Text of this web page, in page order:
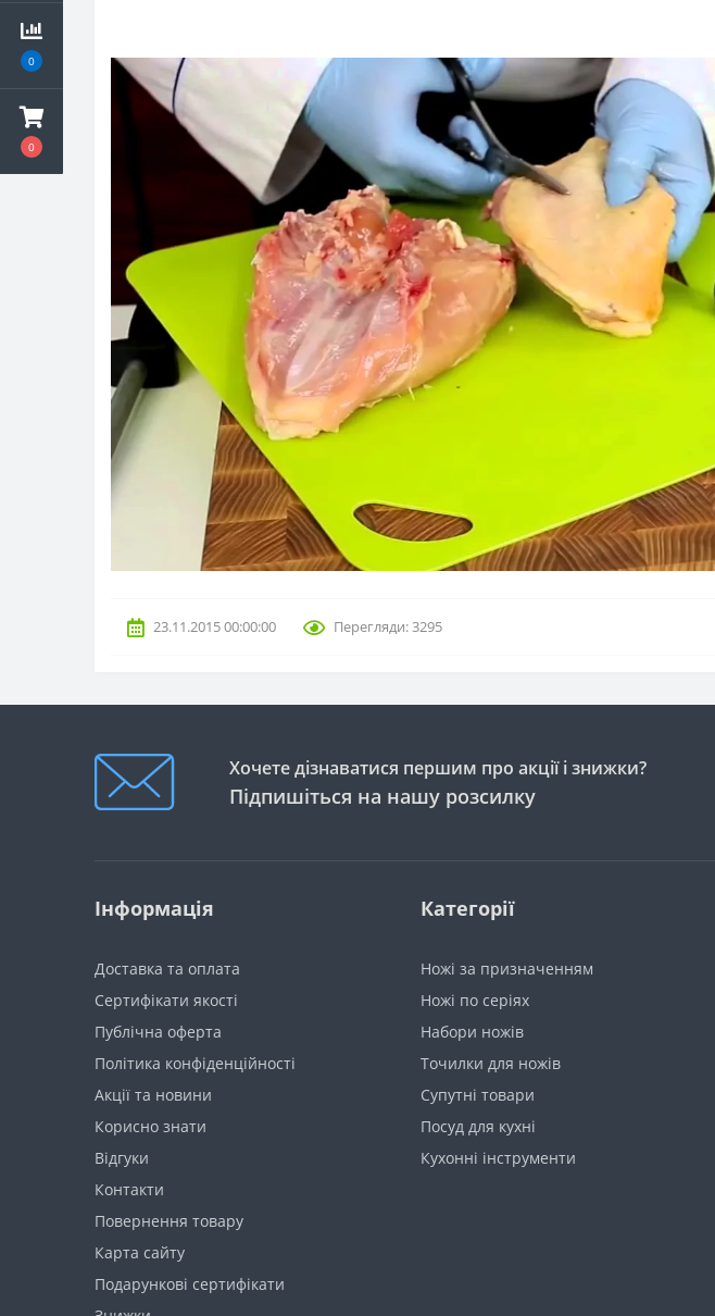
0
0
23.11.2015 00:00:00 Перегляди: 3295
Хочете дізнаватися першим про акції і знижки?
Підпишіться на нашу розсилку
Інформація
Доставка та оплата
Сертифікати якості
Публічна оферта
Політика конфіденційності
Акції та новини
Корисно знати
Вiдгуки
Контакти
Повернення товару
Карта сайту
Подарункові сертифікати
Категорії
Ножі за призначенням
Ножі по серіях
Набори ножів
Точилки для ножів
Супутні товари
Посуд для кухні
Кухонні інструменти